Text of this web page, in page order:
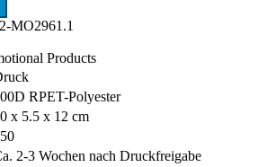
MO2961.1
Products
RPET-Polyester
x 5.5 x 12 cm
2-3 Wochen nach Druckfreigabe